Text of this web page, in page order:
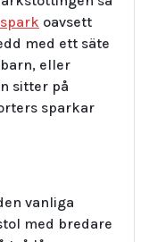
oavsett
med ett säte
eller
sitter på
sparkar
vanliga
med bredare